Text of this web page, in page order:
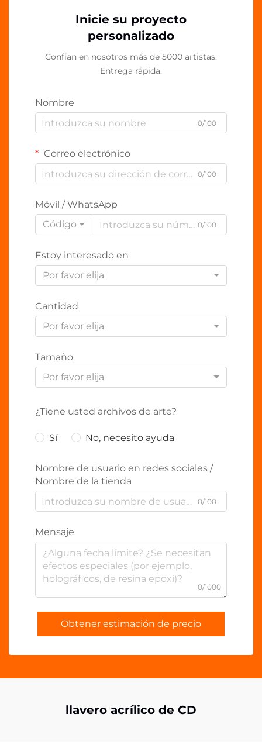
Inicie su proyecto
personalizado
Confían en nosotros más de 5000 artistas.
Entrega rápida.
Nombre
0/100
Correo electrónico
0/100
Móvil / WhatsApp
Código
0/100
Estoy interesado en
Por favor elija
Cantidad
Por favor elija
Tamaño
Por favor elija
¿Tiene usted archivos de arte?
Sí No, necesito ayuda
Nombre de usuario en redes sociales /
Nombre de la tienda
0/100
Mensaje
0/1000
Obtener estimación de precio
llavero acrílico de CD